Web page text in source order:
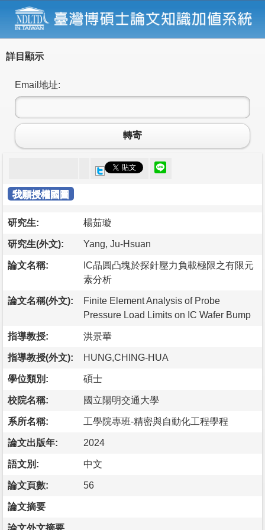
詳目顯示
Email地址:
轉寄
我願授權國圖
研究生: 楊茹璇
研究生(外文): Yang, Ju-Hsuan
論文名稱:
IC晶圓凸塊於探針壓力負載極限之有限元
素分析
論文名稱(外文):
Finite Element Analysis of Probe
Pressure Load Limits on IC Wafer Bump
指導教授: 洪景華
指導教授(外文): HUNG,CHING-HUA
學位類別: 碩士
校院名稱: 國立陽明交通大學
系所名稱: 工學院專班-精密與自動化工程學程
論文出版年: 2024
語文別: 中文
論文頁數: 56
論文摘要
論文外文摘要